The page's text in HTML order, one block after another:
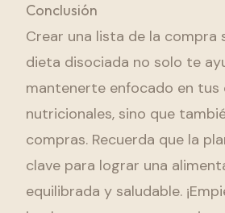
Conclusión
Crear una lista de la compra
dieta disociada no solo te
mantenerte enfocado en tus
nutricionales, sino que
compras. Recuerda que la
clave para lograr una
equilibrada y saludable.